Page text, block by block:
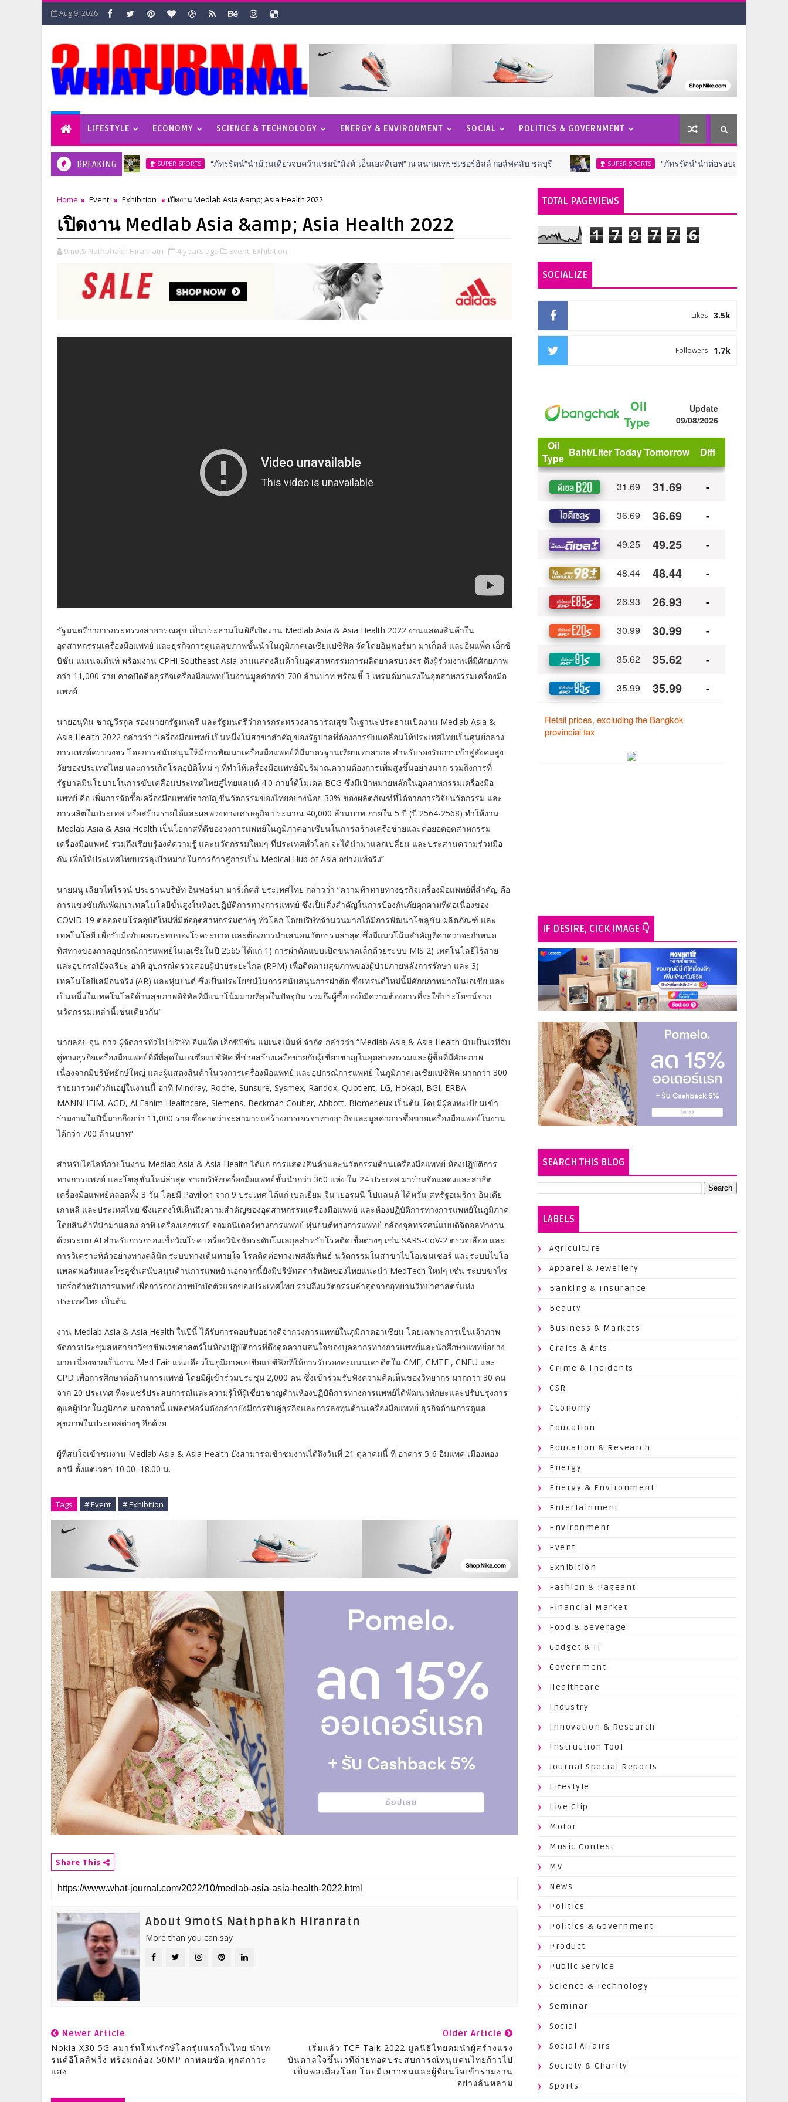
Aug 9, 2026
LIFESTYLE ECONOMY SCIENCE & TECHNOLOGY ENERGY & ENVIRONMENT SOCIAL POLITICS & GOVERNMENT
BREAKING SUPER SPORTS “ภัทรรัตน์”นำม้วนเดียวจบคว้าแชมป์”สิงห์-เอ็นเอสดีเอฟ” ณ สนามเทรชเชอร์ฮิลล์ กอล์ฟคลับ ชลบุรี SUPER SPORTS “ภัทรรัตน์”นำต่อรอบสอง”อรกนก”จี้ตามสโต
Home Event Exhibition เปิดงาน Medlab Asia &amp; Asia Health 2022
เปิดงาน Medlab Asia &amp; Asia Health 2022
9motS Nathphakh Hiranratn 4 years ago Event, Exhibition,
รัฐมนตรีว่าการกระทรวงสาธารณสุข เป็นประธานในพิธีเปิดงาน Medlab Asia & Asia Health 2022 งานแสดงสินค้าใน
อุตสาหกรรมเครื่องมือแพทย์ และธุรกิจการดูแลสุขภาพชั้นนำในภูมิภาคเอเซียแปซิฟิค จัดโดยอินฟอร์มา มาเก็ตส์ และอิมแพ็ค เอ็กชิ
บิชั่น แมเนจเม้นท์ พร้อมงาน CPHI Southeast Asia งานแสดงสินค้าในอุตสาหกรรมการผลิตยาครบวงจร ดึงผู้ร่วมงานที่มีศักยภาพ
กว่า 11,000 ราย คาดปิดดีลธุรกิจเครื่องมือแพทย์ในงานมูลค่ากว่า 700 ล้านบาท พร้อมชี้ 3 เทรนด์มาแรงในอุตสาหกรรมเครื่องมือ
แพทย์
นายอนุทิน ชาญวีรกูล รองนายกรัฐมนตรี และรัฐมนตรีว่าการกระทรวงสาธารณสุข ในฐานะประธานเปิดงาน Medlab Asia &
Asia Health 2022 กล่าวว่า “เครื่องมือแพทย์ เป็นหนึ่งในสาขาสำคัญของรัฐบาลที่ต้องการขับแคลื่อนให้ประเทศไทยเป็นศูนย์กลาง
การแพทย์ครบวงจร โดยการสนับสนุนให้มีการพัฒนาเครื่องมือแพทย์ที่มีมาตรฐานเทียบเท่าสากล สำหรับรองรับการเข้าสู่สังคมสูง
วัยของประเทศไทย และการเกิดโรคอุบัติใหม่ ๆ ที่ทำให้เครื่องมือแพทย์มีปริมาณความต้องการเพิ่มสูงขึ้นอย่างมาก รวมถึงการที่
รัฐบาลมีนโยบายในการขับเคลื่อนประเทศไทยสู่ไทยแลนด์ 4.0 ภายใต้โมเดล BCG ซึ่งมีเป้าหมายหลักในอุตสาหกรรมเครื่องมือ
แพทย์ คือ เพิ่มการจัดซื้อเครื่องมือแพทย์จากบัญชีนวัตกรรมของไทยอย่างน้อย 30% ของผลิตภัณฑ์ที่ได้จากการวิจัยนวัตกรรม และ
การผลิตในประเทศ หรือสร้างรายได้และผลพวงทางเศรษฐกิจ ประมาณ 40,000 ล้านบาท ภายใน 5 ปี (ปี 2564-2568) ทำให้งาน
Medlab Asia & Asia Health เป็นโอกาสที่ดีของวงการแพทย์ในภูมิภาคอาเซียนในการสร้างเครือข่ายและต่อยอดอุตสาหกรรม
เครื่องมือแพทย์ รวมถึงเรียนรู้องค์ความรู้ และนวัตกรรมใหม่ๆ ที่ประเทศทั่วโลก จะได้นำมาแลกเปลี่ยน และประสานความร่วมมือ
กัน เพื่อให้ประเทศไทยบรรลุเป้าหมายในการก้าวสู่การเป็น Medical Hub of Asia อย่างแท้จริง”
นายมนู เลียวไพโรจน์ ประธานบริษัท อินฟอร์มา มาร์เก็ตส์ ประเทศไทย กล่าวว่า “ความท้าทายทางธุรกิจเครื่องมือแพทย์ที่สำคัญ คือ
การแข่งขันกันพัฒนาเทคโนโลยีขั้นสูงในห้องปฏิบัติการทางการแพทย์ ซึ่งเป็นสิ่งสำคัญในการป้องกันภัยคุกคามที่ต่อเนื่องของ
COVID-19 ตลอดจนโรคอุบัติใหม่ที่มีต่ออุตสาหกรรมต่างๆ ทั่วโลก โดยบริษัทจำนวนมากได้มีการพัฒนาโซลูชัน ผลิตภัณฑ์ และ
เทคโนโลยี เพื่อรับมือกับผลกระทบของโรคระบาด และต้องการนำเสนอนวัตกรรมล่าสุด ซึ่งมีแนวโน้มสำคัญที่คาดว่าจะกำหนด
ทิศทางของภาคอุปกรณ์การแพทย์ในเอเชียในปี 2565 ได้แก่ 1) การผ่าตัดแบบเปิดขนาดเล็กด้วยระบบ MIS 2) เทคโนโลยีไร้สาย
และอุปกรณ์อัจฉริยะ อาทิ อุปกรณ์ตรวจสอบผู้ป่วยระยะไกล (RPM) เพื่อติดตามสุขภาพของผู้ป่วยภายหลังการรักษา และ 3)
เทคโนโลยีเสมือนจริง (AR) และหุ่นยนต์ ซึ่งเป็นประโยชน์ในการสนับสนุนการผ่าตัด ซึ่งเทรนด์ใหม่นี้มีศักยภาพมากในเอเชีย และ
เป็นหนึ่งในเทคโนโลยีด้านสุขภาพดิจิทัลที่มีแนวโน้มมากที่สุดในปัจจุบัน รวมถึงผู้ซื้อเองก็มีความต้องการที่จะใช้ประโยชน์จาก
นวัตกรรมเหล่านี้เช่นเดียวกัน”
นายลอย จุน ฮาว ผู้จัดการทั่วไป บริษัท อิมแพ็ค เอ็กซิบิชั่น แมเนจเม้นท์ จำกัด กล่าวว่า “Medlab Asia & Asia Health นับเป็นเวทีจับ
คู่ทางธุรกิจเครื่องมือแพทย์ที่ดีที่สุดในเอเซียแปซิฟิค ที่ช่วยสร้างเครือข่ายกับผู้เชี่ยวชาญในอุตสาหกรรมและผู้ซื้อที่มีศักยภาพ
เนื่องจากมีบริษัทยักษ์ใหญ่ และผู้แสดงสินค้าในวงการเครื่องมือแพทย์ และอุปกรณ์การแพทย์ ในภูมิภาคเอเชียแปซิฟิค มากกว่า 300
รายมารวมตัวกันอยู่ในงานนี้ อาทิ Mindray, Roche, Sunsure, Sysmex, Randox, Quotient, LG, Hokapi, BGI, ERBA
MANNHEIM, AGD, Al Fahim Healthcare, Siemens, Beckman Coulter, Abbott, Biomerieux เป็นต้น โดยมีผู้ลงทะเบียนเข้า
ร่วมงานในปีนี้มากถึงกว่า 11,000 ราย ซึ่งคาดว่าจะสามารถสร้างการเจรจาทางธุรกิจและมูลค่าการซื้อขายเครื่องมือแพทย์ในงาน
ได้กว่า 700 ล้านบาท”
สำหรับไฮไลท์ภายในงาน Medlab Asia & Asia Health ได้แก่ การแสดงสินค้าและนวัตกรรมด้านเครื่องมือแพทย์ ห้องปฎิบัติการ
ทางการแพทย์ และโซลูชั่นใหม่ล่าสุด จากบริษัทเครื่องมือแพทย์ชั้นนำกว่า 360 แห่ง ใน 24 ประเทศ มาร่วมจัดแสดงและสาธิต
เครื่องมือแพทย์ตลอดทั้ง 3 วัน โดยมี Pavilion จาก 9 ประเทศ ได้แก่ เบลเยี่ยม จีน เยอรมนี โปแลนด์ ไต้หวัน สหรัฐอเมริกา อินเดีย
เกาหลี และประเทศไทย ซึ่งแสดงให้เห็นถึงความสำคัญของอุตสาหกรรมเครื่องมือแพทย์ และห้องปฏิบัติการทางการแพทย์ในภูมิภาค
โดยสินค้าที่นำมาแสดง อาทิ เครื่องเอกซเรย์ จอมอนิเตอร์ทางการแพทย์ หุ่นยนต์ทางการแพทย์ กล้องจุลทรรศน์แบบดิจิตอลทำงาน
ด้วยระบบ AI สำหรับการกรองเชื้อวัณโรค เครื่องวินิจฉัยระดับโมเลกุลสำหรับโรคติดเชื้อต่างๆ เช่น SARS-CoV-2 ตรวจเลือด และ
การวิเคราะห์ตัวอย่างทางคลินิก ระบบทางเดินหายใจ โรคติดต่อทางเพศสัมพันธ์ นวัตกรรมในสาขาไบโอเซนเซอร์ และระบบไบโอ
แพลตฟอร์มและโซลูชั่นสนับสนุนด้านการแพทย์ นอกจากนี้ยังมีบริษัทสตาร์ทอัพของไทยแนะนำ MedTech ใหม่ๆ เช่น ระบบขาไซ
บอร์กสำหรับการแพทย์เพื่อการกายภาพบำบัดตัวแรกของประเทศไทย รวมถึงนวัตกรรมล่าสุดจากอุทยานวิทยาศาสตร์แห่ง
ประเทศไทย เป็นต้น
งาน Medlab Asia & Asia Health ในปีนี้ ได้รับการตอบรับอย่างดีจากวงการแพทย์ในภูมิภาคอาเซียน โดยเฉพาะการเป็นเจ้าภาพ
จัดการประชุมสหสาขาวิชาชีพเวชศาสตร์ในห้องปฏิบัติการที่ดึงดูดความสนใจของบุคลากรทางการแพทย์และนักศึกษาแพทย์อย่าง
มาก เนื่องจากเป็นงาน Med Fair แห่งเดียวในภูมิภาคเอเชียแปซิฟิกที่ให้การรับรองคะแนนเครดิตใน CME, CMTE , CNEU และ
CPD เพื่อการศึกษาต่อด้านการแพทย์ โดยมีผู้เข้าร่วมประชุม 2,000 คน ซึ่งเข้าร่วมรับฟังความคิดเห็นของวิทยากร มากกว่า 30 คน
จาก 20 ประเทศ ที่จะแชร์ประสบการณ์และความรู้ให้ผู้เชี่ยวชาญด้านห้องปฏิบัติการทางการแพทย์ได้พัฒนาทักษะและปรับปรุงการ
ดูแลผู้ป่วยในภูมิภาค นอกจากนี้ แพลตฟอร์มดังกล่าวยังมีการจับคู่ธุรกิจและการลงทุนด้านเครื่องมือแพทย์ ธุรกิจด้านการดูแล
สุขภาพในประเทศต่างๆ อีกด้วย
ผู้ที่สนใจเข้าชมงาน Medlab Asia & Asia Health ยังสามารถเข้าชมงานได้ถึงวันที่ 21 ตุลาคมนี้ ที่ อาคาร 5-6 อิมแพค เมืองทอง
ธานี ตั้งแต่เวลา 10.00–18.00 น.
Tags # Event # Exhibition
Share This
About 9motS Nathphakh Hiranratn
More than you can say
Newer Article
Nokia X30 5G สมาร์ทโฟนรักษ์โลกรุ่นแรกในไทย นำเท
รนด์อีโคลิฟวิ่ง พร้อมกล้อง 50MP ภาพคมชัด ทุกสภาวะ
แสง
Older Article
เริ่มแล้ว TCF Talk 2022 มูลนิธิไทยคมนำผู้สร้างแรง
บันดาลใจขึ้นเวทีถ่ายทอดประสบการณ์หนุนคนไทยก้าวไป
เป็นพลเมืองโลก โดยมีเยาวชนและผู้ที่สนใจเข้าร่วมงาน
อย่างล้นหลาม
TOTAL PAGEVIEWS
1 7 9 7 7 6
SOCIALIZE
3.5k
Likes
1.7k
Followers
IF DESIRE, CICK IMAGE 👇
SEARCH THIS BLOG
LABELS
Agriculture
Apparel & Jewellery
Banking & Insurance
Beauty
Business & Markets
Crafts & Arts
Crime & Incidents
CSR
Economy
Education
Education & Research
Energy
Energy & Environment
Entertainment
Environment
Event
Exhibition
Fashion & Pageant
Financial Market
Food & Beverage
Gadget & IT
Government
Healthcare
Industry
Innovation & Research
Instruction Tool
Journal Special Reports
Lifestyle
Live Clip
Motor
Music Contest
MV
News
Politics
Politics & Government
Product
Public Service
Science & Technology
Seminar
Social
Social Affairs
Society & Charity
Sports